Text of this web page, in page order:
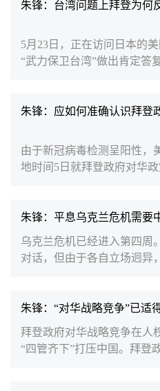
击中美关系政治基础，严重
京大学国际关系学院执行
研究基地学术委员朱锋就此
一事件。佩洛西到台湾窜访
朱锋：台湾问题上拜登为何
5月23日，正在访问日本的
“武力保卫台湾”做出肯定答
感到担忧。拜登屡次高调打
美国的“一中政策”真的会
人，中国又应如何应对？南
长、北京大学中外人文交流
朱锋：应如何准确认识拜登
由于新冠病毒检测呈阳性，
地时间5日就拜登政府对华
告，中国被美国定义为最大
华战略开始全面转向“涉华
后，尽管对特朗普的内政
华关系上仍基本沿袭了上届
朱锋：平息乌克兰危机需要
乌克兰危机已经进入第四周
对话，但由于各自立场迥异
序自冷战结束30年来的历史
“纳粹化”、反俄极端化以及
罗斯造成的威胁是客观存在
月18日同美国总统拜登视频
朱锋：“对华战略竞争”已适
拜登政府对华战略竞争在人
“四管齐下”打压中国。拜登